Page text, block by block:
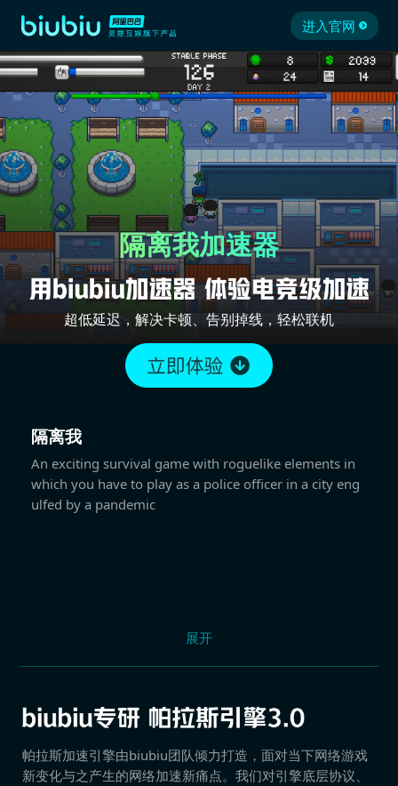
进入官网
隔离我加速器
超低延迟，解决卡顿、告别掉线，轻松联机
隔离我
An exciting survival game with roguelike elements in
which you have to play as a police officer in a city eng
ulfed by a pandemic
展开
帕拉斯加速引擎由biubiu团队倾力打造，面对当下网络游戏
新变化与之产生的网络加速新痛点。我们对引擎底层协议、